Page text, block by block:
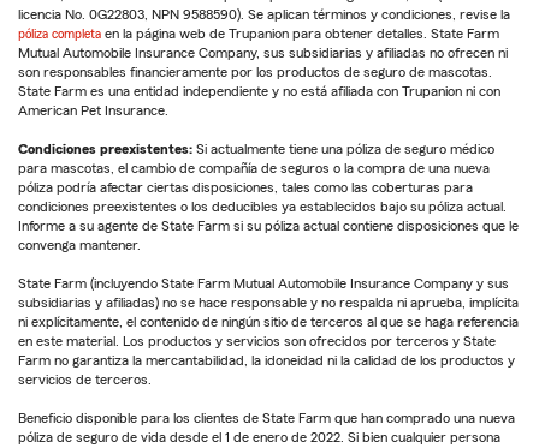
licencia No. 0G22803, NPN 9588590). Se aplican términos y condiciones, revise la
póliza completa en la página web de Trupanion para obtener detalles. State Farm
Mutual Automobile Insurance Company, sus subsidiarias y afiliadas no ofrecen ni
son responsables financieramente por los productos de seguro de mascotas.
State Farm es una entidad independiente y no está afiliada con Trupanion ni con
American Pet Insurance.
Condiciones preexistentes: Si actualmente tiene una póliza de seguro médico
para mascotas, el cambio de compañía de seguros o la compra de una nueva
póliza podría afectar ciertas disposiciones, tales como las coberturas para
condiciones preexistentes o los deducibles ya establecidos bajo su póliza actual.
Informe a su agente de State Farm si su póliza actual contiene disposiciones que le
convenga mantener.
State Farm (incluyendo State Farm Mutual Automobile Insurance Company y sus
subsidiarias y afiliadas) no se hace responsable y no respalda ni aprueba, implícita
ni explícitamente, el contenido de ningún sitio de terceros al que se haga referencia
en este material. Los productos y servicios son ofrecidos por terceros y State
Farm no garantiza la mercantabilidad, la idoneidad ni la calidad de los productos y
servicios de terceros.
Beneficio disponible para los clientes de State Farm que han comprado una nueva
póliza de seguro de vida desde el 1 de enero de 2022. Si bien cualquier persona